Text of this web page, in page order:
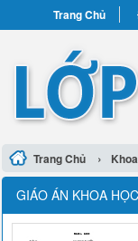
Trang Chủ
Trang Chủ ›
GIÁO ÁN KHOA